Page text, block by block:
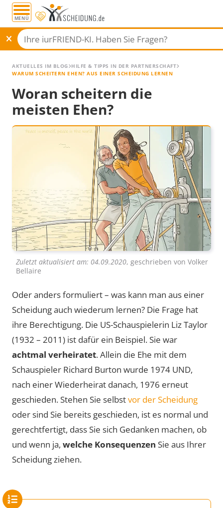
MENÜ
AKTUELLES IM BLOG HILFE & TIPPS IN DER PARTNERSCHAFT
WARUM SCHEITERN EHEN? AUS EINER SCHEIDUNG LERNEN
Woran scheitern die
meisten Ehen?
Zuletzt aktualisiert am: 04.09.2020, geschrieben von Volker
Bellaire
Oder anders formuliert – was kann man aus einer
Scheidung auch wiederum lernen? Die Frage hat
ihre Berechtigung. Die US-Schauspielerin Liz Taylor
(1932 – 2011) ist dafür ein Beispiel. Sie war
achtmal verheiratet. Allein die Ehe mit dem
Schauspieler Richard Burton wurde 1974 UND,
nach einer Wiederheirat danach, 1976 erneut
geschieden. Stehen Sie selbstvor der Scheidung
oder sind Sie bereits geschieden, ist es normal und
gerechtfertigt, dass Sie sich Gedanken machen, ob
und wenn ja, welche Konsequenzen Sie aus Ihrer
Scheidung ziehen.